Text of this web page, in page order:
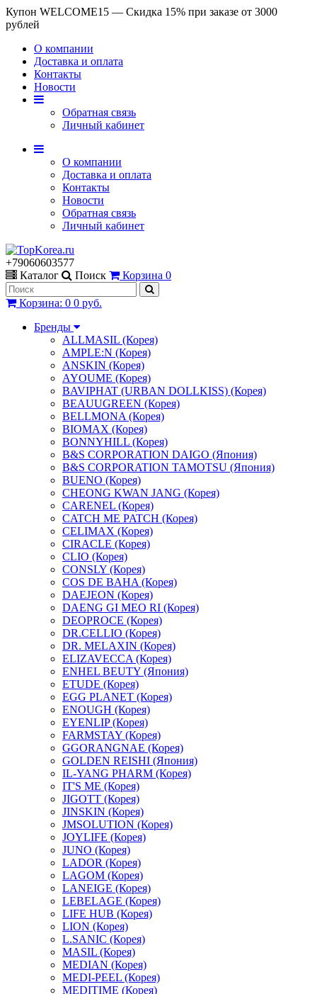
Купон WELCOME15 — Скидка 15% при заказе от 3000
рублей
О компании
Доставка и оплата
Контакты
Новости
Обратная связь
Личный кабинет
О компании
Доставка и оплата
Контакты
Новости
Обратная связь
Личный кабинет
+79060603577
Каталог
Поиск Корзина 0
Корзина: 0 0 руб.
Бренды
ALLMASIL (Корея)
AMPLE:N (Корея)
ANSKIN (Корея)
AYOUME (Корея)
BAVIPHAT (URBAN DOLLKISS) (Корея)
BEAUUGREEN (Корея)
BELLMONA (Корея)
BIOMAX (Корея)
BONNYHILL (Корея)
B&S CORPORATION DAIGO (Япония)
B&S CORPORATION TAMOTSU (Япония)
BUENO (Корея)
CHEONG KWAN JANG (Корея)
CARENEL (Корея)
CATCH ME PATCH (Корея)
CELIMAX (Корея)
CIRACLE (Корея)
CLIO (Корея)
CONSLY (Корея)
COS DE BAHA (Корея)
DAEJEON (Корея)
DAENG GI MEO RI (Корея)
DEOPROCE (Корея)
DR.CELLIO (Корея)
DR. MELAXIN (Корея)
ELIZAVECCA (Корея)
ENHEL BEUTY (Япония)
ETUDE (Корея)
EGG PLANET (Корея)
ENOUGH (Корея)
EYENLIP (Корея)
FARMSTAY (Корея)
GGORANGNAE (Корея)
GOLDEN REISHI (Япония)
IL-YANG PHARM (Корея)
IT'S ME (Корея)
JIGOTT (Корея)
JINSKIN (Корея)
JMSOLUTION (Корея)
JOYLIFE (Корея)
JUNO (Корея)
LADOR (Корея)
LAGOM (Корея)
LANEIGE (Корея)
LEBELAGE (Корея)
LIFE HUB (Корея)
LION (Корея)
L.SANIC (Корея)
MASIL (Корея)
MEDIAN (Корея)
MEDI-PEEL (Корея)
MEDITIME (Корея)